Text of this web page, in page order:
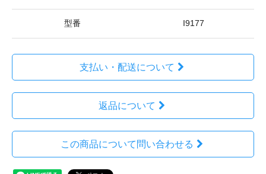
型番 I9177
支払い・配送について
返品について
この商品について問い合わせる